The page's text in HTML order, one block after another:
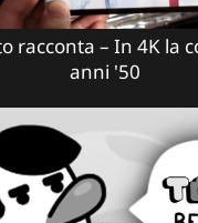
racconta – In 4K la
anni '50